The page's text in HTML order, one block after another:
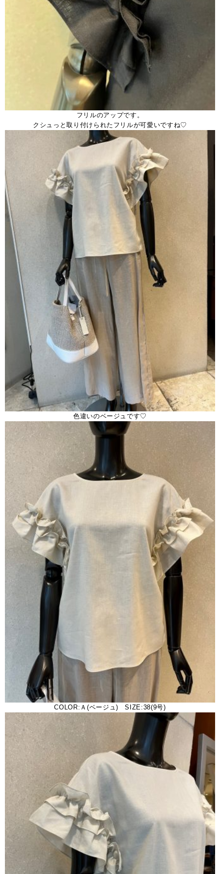
フリルのアップです。
クシュっと取り付けられたフリルが可愛いですね♡
色違いのベージュです♡
COLOR:Ａ(ベージュ) SIZE:38(9号)